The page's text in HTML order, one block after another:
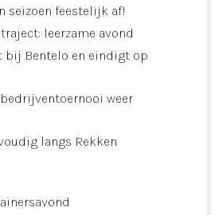
seizoen feestelijk af!
leerzame avond
bij Bentelo en eindigt op
weer
langs Rekken